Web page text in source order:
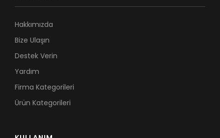
Hakkımızda
Bize Ulaşın
Destek Verin
Yardım
Firma Kategorileri
Ürün Kategorileri